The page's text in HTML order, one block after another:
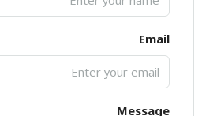
Email
Message